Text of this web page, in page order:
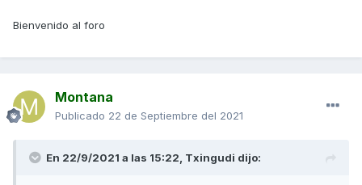
Bienvenido al foro
Montana
Publicado 22 de Septiembre del 2021
En 22/9/2021 a las 15:22, Txingudi dijo: